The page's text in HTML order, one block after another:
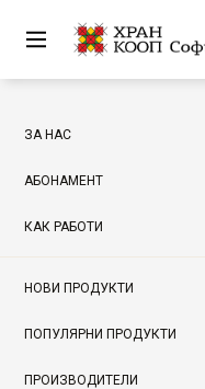
ЗА НАС
АБОНАМЕНТ
КАК РАБОТИ
НОВИ ПРОДУКТИ
ПОПУЛЯРНИ ПРОДУКТИ
ПРОИЗВОДИТЕЛИ